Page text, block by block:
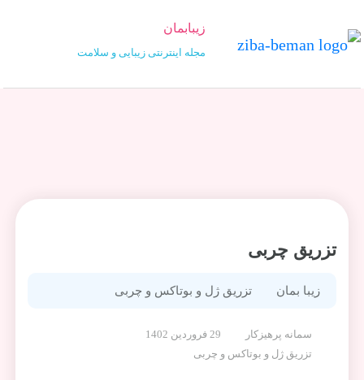
زیبابمان
مجله اینترنتی زیبایی و سلامت
تزریق چربی
زیبا بمان تزریق ژل و بوتاکس و چربی
سمانه پرهیزکار
29 فروردین 1402
تزریق ژل و بوتاکس و چربی